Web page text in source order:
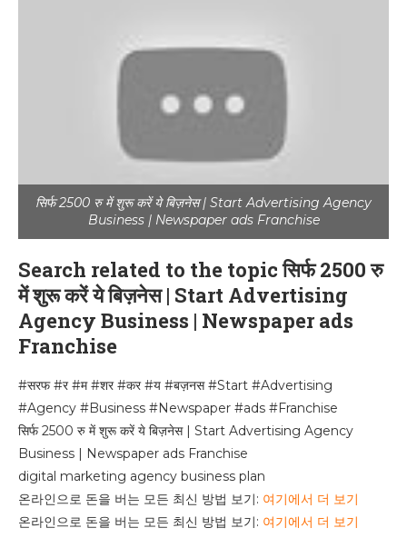
सिर्फ 2500 रु में शुरू करें ये बिज़नेस | Start Advertising Agency
Business | Newspaper ads Franchise
Search related to the topic सिर्फ 2500 रु
में शुरू करें ये बिज़नेस | Start Advertising
Agency Business | Newspaper ads
Franchise
#सरफ #र #म #शर #कर #य #बज़नस #Start #Advertising
#Agency #Business #Newspaper #ads #Franchise
सिर्फ 2500 रु में शुरू करें ये बिज़नेस | Start Advertising Agency
Business | Newspaper ads Franchise
digital marketing agency business plan
온라인으로 돈을 버는 모든 최신 방법 보기: 여기에서 더 보기
온라인으로 돈을 버는 모든 최신 방법 보기: 여기에서 더 보기